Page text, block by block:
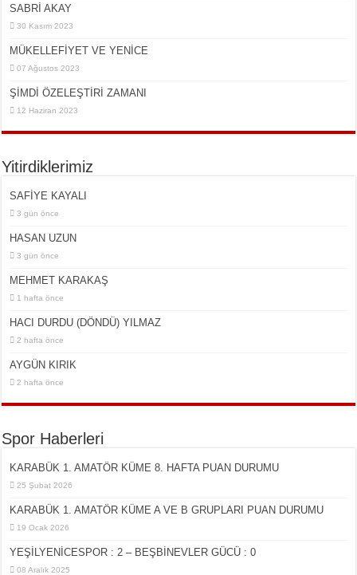
SABRİ AKAY
30 Kasım 2023
MÜKELLEFİYET VE YENİCE
07 Ağustos 2023
ŞİMDİ ÖZELEŞTİRİ ZAMANI
12 Haziran 2023
Yitirdiklerimiz
SAFİYE KAYALI
3 gün önce
HASAN UZUN
3 gün önce
MEHMET KARAKAŞ
1 hafta önce
HACI DURDU (DÖNDÜ) YILMAZ
2 hafta önce
AYGÜN KIRIK
2 hafta önce
Spor Haberleri
KARABÜK 1. AMATÖR KÜME 8. HAFTA PUAN DURUMU
25 Şubat 2026
KARABÜK 1. AMATÖR KÜME A VE B GRUPLARI PUAN DURUMU
19 Ocak 2026
YEŞİLYENİCESPOR : 2 – BEŞBİNEVLER GÜCÜ : 0
08 Aralık 2025